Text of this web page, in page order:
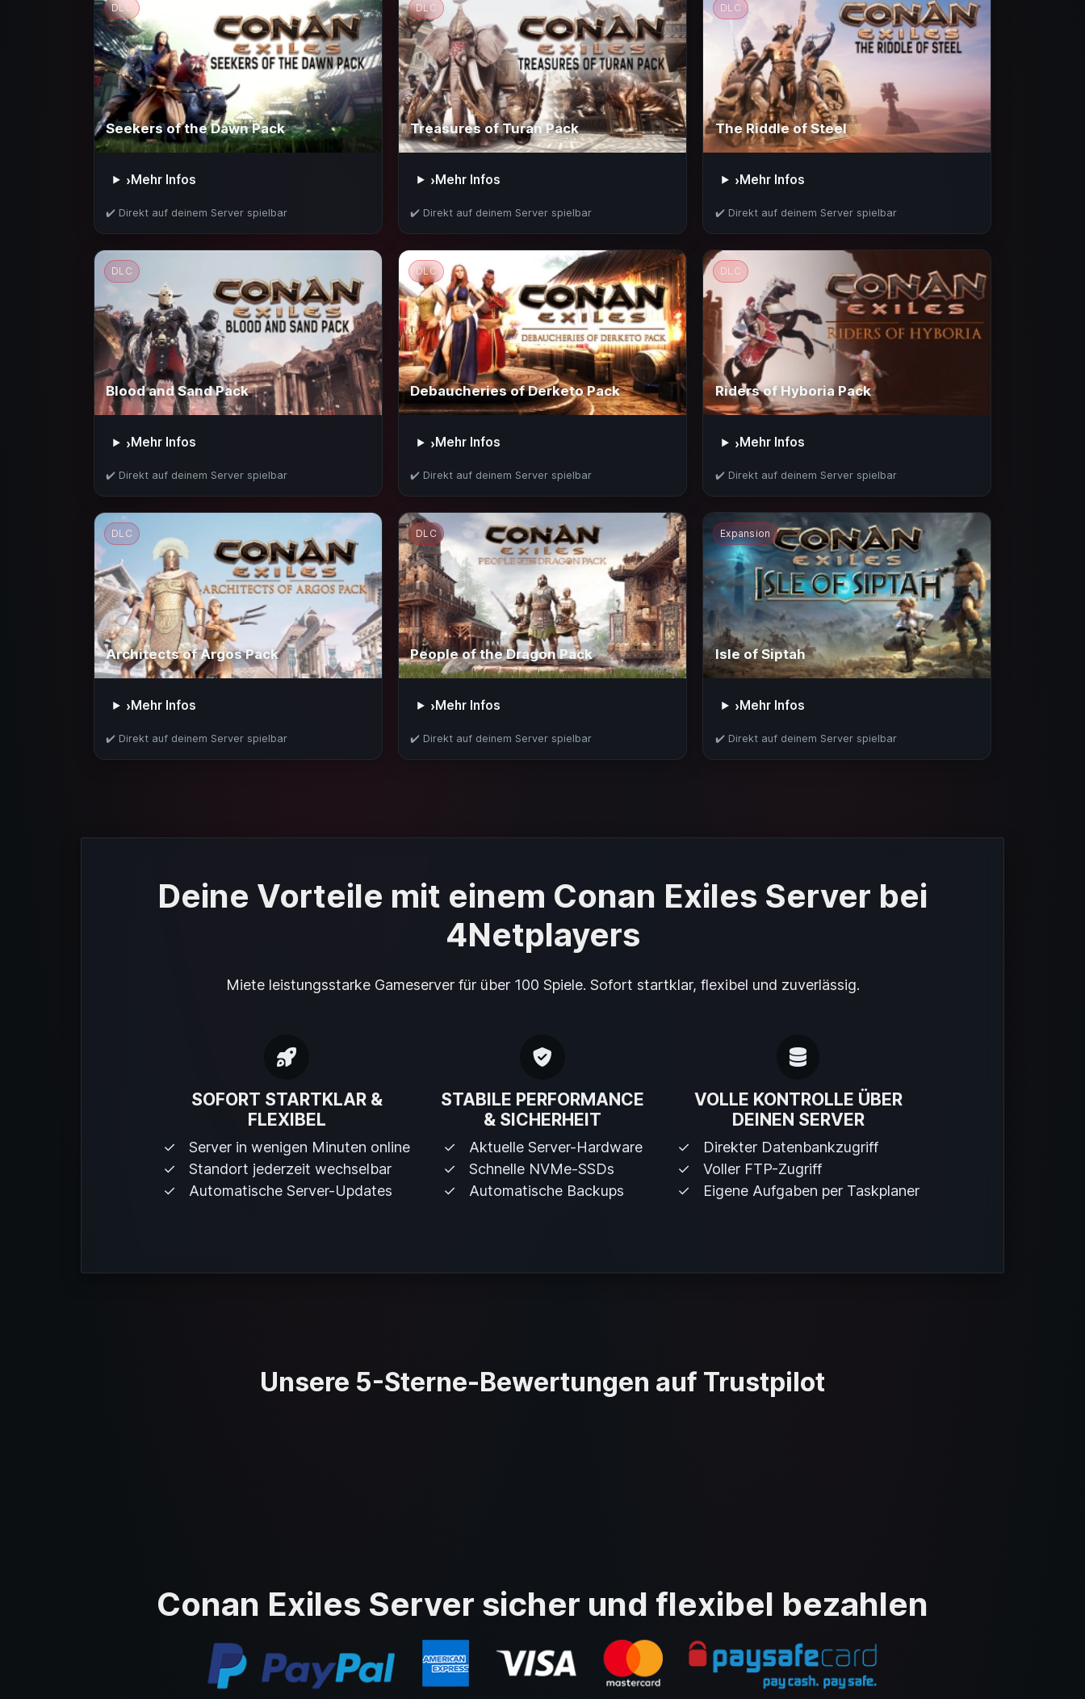
DLC
Seekers of the Dawn Pack
›Mehr Infos
✔️ Direkt auf deinem Server spielbar
DLC
Treasures of Turan Pack
›Mehr Infos
✔️ Direkt auf deinem Server spielbar
DLC
The Riddle of Steel
›Mehr Infos
✔️ Direkt auf deinem Server spielbar
DLC
Blood and Sand Pack
›Mehr Infos
✔️ Direkt auf deinem Server spielbar
DLC
Debaucheries of Derketo Pack
›Mehr Infos
✔️ Direkt auf deinem Server spielbar
DLC
Riders of Hyboria Pack
›Mehr Infos
✔️ Direkt auf deinem Server spielbar
DLC
Architects of Argos Pack
›Mehr Infos
✔️ Direkt auf deinem Server spielbar
DLC
People of the Dragon Pack
›Mehr Infos
✔️ Direkt auf deinem Server spielbar
Expansion
Isle of Siptah
›Mehr Infos
✔️ Direkt auf deinem Server spielbar
Deine Vorteile mit einem Conan Exiles Server bei
4Netplayers
Miete leistungsstarke Gameserver für über 100 Spiele. Sofort startklar, flexibel und zuverlässig.
SOFORT STARTKLAR &
FLEXIBEL
Server in wenigen Minuten online
Standort jederzeit wechselbar
Automatische Server-Updates
STABILE PERFORMANCE
& SICHERHEIT
Aktuelle Server-Hardware
Schnelle NVMe-SSDs
Automatische Backups
VOLLE KONTROLLE ÜBER
DEINEN SERVER
Direkter Datenbankzugriff
Voller FTP-Zugriff
Eigene Aufgaben per Taskplaner
Unsere 5-Sterne-Bewertungen auf Trustpilot
Conan Exiles Server sicher und flexibel bezahlen